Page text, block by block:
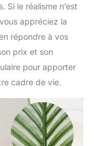
Si le réalisme n’est
appréciez la
répondre à vos
prix et son
pour apporter
cadre de vie.